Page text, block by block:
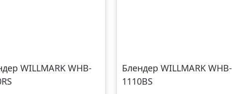
WILLMARK WHB-
Блендер WILLMARK WHB-
1110BS